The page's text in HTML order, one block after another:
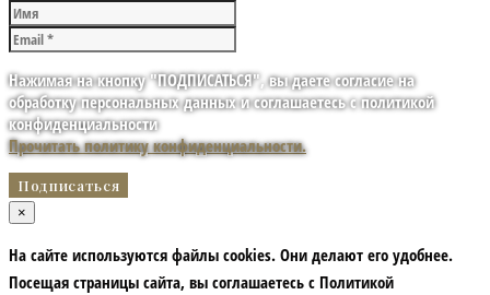
Нажимая на кнопку "ПОДПИСАТЬСЯ", вы даете согласие на
обработку персональных данных и соглашаетесь с политикой
конфиденциальности
Прочитать политику конфиденциальности.
×
На сайте используются файлы cookies. Они делают его удобнее.
Посещая страницы сайта, вы соглашаетесь с Политикой